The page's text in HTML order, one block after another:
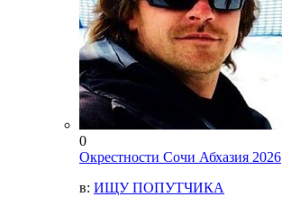
0
Окрестности Сочи Абхазия 2026
в: ИЩУ ПОПУТЧИКА